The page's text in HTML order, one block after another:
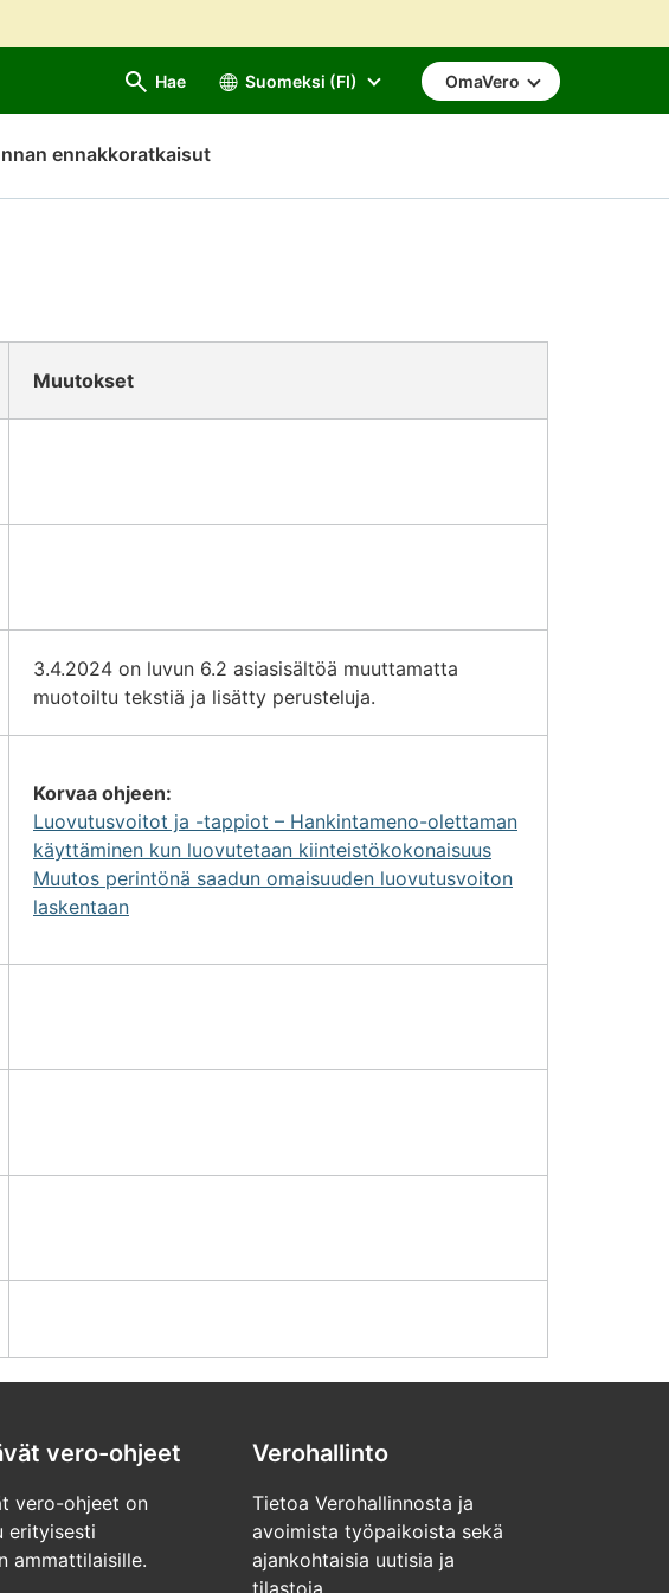
Hae Suomeksi (FI) OmaVero
ennakkoratkaisut
Muutokset
3.4.2024 on luvun 6.2 asiasisältöä muuttamatta
muotoiltu tekstiä ja lisätty perusteluja.
Korvaa ohjeen:
Luovutusvoitot ja -tappiot – Hankintameno-olettaman
käyttäminen kun luovutetaan kiinteistökokonaisuus
Muutos perintönä saadun omaisuuden luovutusvoiton
laskentaan
vero-ohjeet
vero-ohjeet on
erityisesti
ammattilaisille.
Verohallinto
Tietoa Verohallinnosta ja
avoimista työpaikoista sekä
ajankohtaisia uutisia ja
tilastoja.